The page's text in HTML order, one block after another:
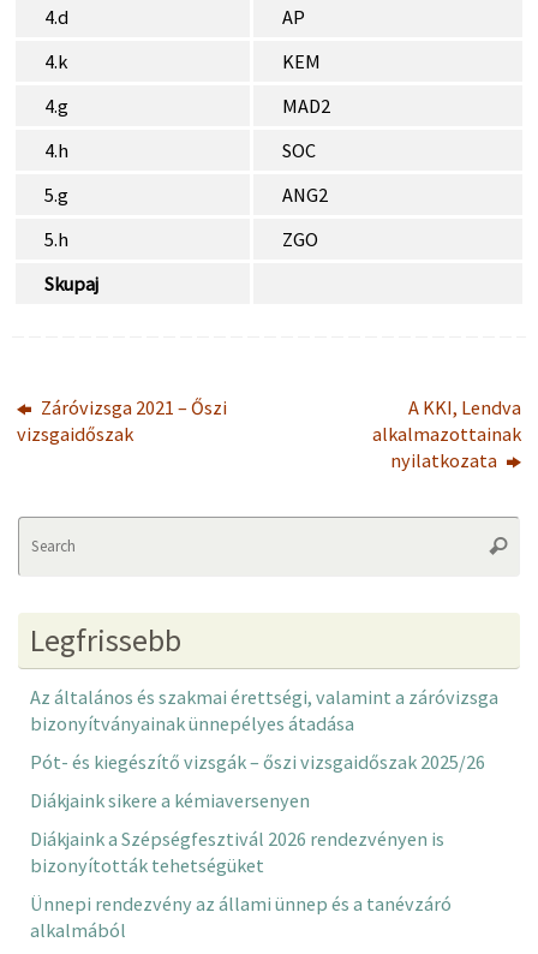
4.d
AP
4.k
KEM
4.g
MAD2
4.h
SOC
5.g
ANG2
5.h
ZGO
Skupaj
Záróvizsga 2021 – Őszi
vizsgaidőszak
A KKI, Lendva
alkalmazottainak
nyilatkozata
Legfrissebb
Az általános és szakmai érettségi, valamint a záróvizsga
bizonyítványainak ünnepélyes átadása
Pót- és kiegészítő vizsgák – őszi vizsgaidőszak 2025/26
Diákjaink sikere a kémiaversenyen
Diákjaink a Szépségfesztivál 2026 rendezvényen is
bizonyították tehetségüket
Ünnepi rendezvény az állami ünnep és a tanévzáró
alkalmából